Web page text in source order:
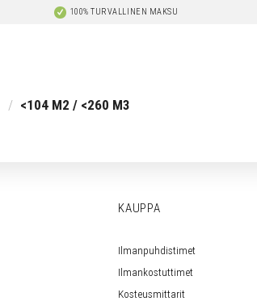
100% TURVALLINEN MAKSU
/ <104 M2 / <260 M3
KAUPPA
Ilmanpuhdistimet
Ilmankostuttimet
Kosteusmittarit